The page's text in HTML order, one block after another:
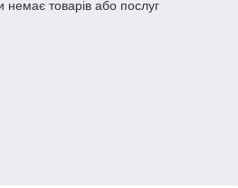
немає товарів або послуг